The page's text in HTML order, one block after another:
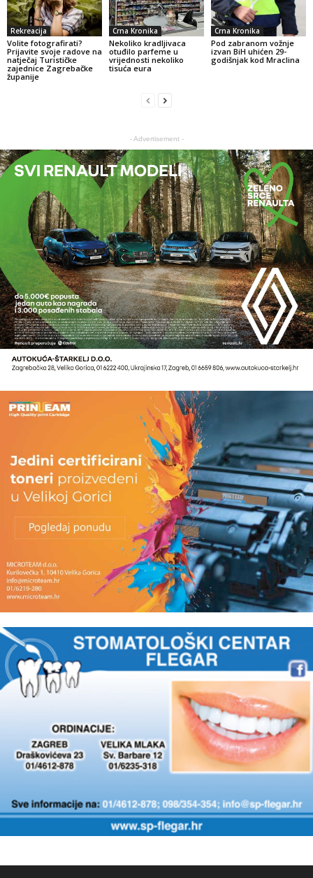
Rekreacija
Volite fotografirati?
Prijavite svoje radove na
natječaj Turističke
zajednice Zagrebačke
županije
Crna Kronika
Nekoliko kradljivaca
otuđilo parfeme u
vrijednosti nekoliko
tisuća eura
Crna Kronika
Pod zabranom vožnje
izvan BiH uhićen 29-
godišnjak kod Mraclina
- Advertisement -